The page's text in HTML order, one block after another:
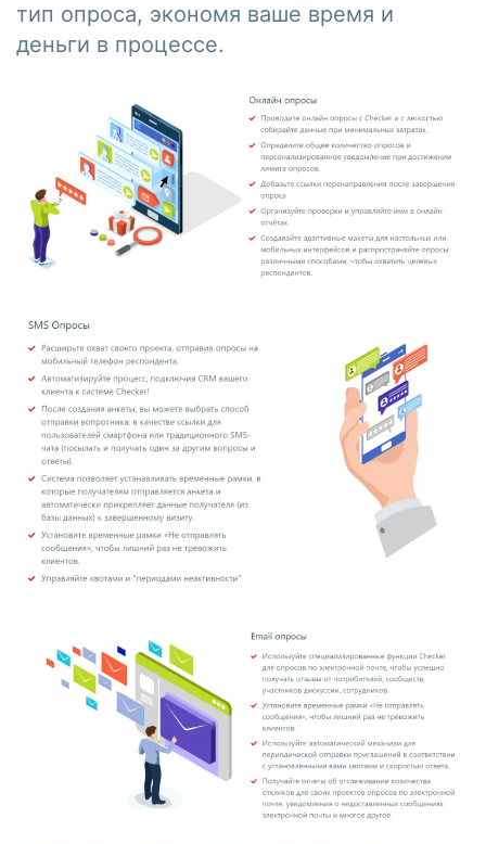
тип опроса, экономя ваше время и
деньги в процессе.